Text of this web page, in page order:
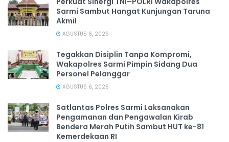
Sarmi Sambut Hangat Kunjungan Taruna
Akmil
AGUSTUS 6, 2026
Tegakkan Disiplin Tanpa Kompromi,
Wakapolres Sarmi Pimpin Sidang Dua
Personel Pelanggar
AGUSTUS 6, 2026
Satlantas Polres Sarmi Laksanakan
Pengamanan dan Pengawalan Kirab
Bendera Merah Putih Sambut HUT ke-81
Kemerdekaan RI